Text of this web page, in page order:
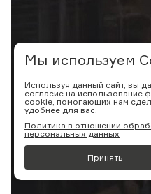
Мы используем
Используя данный сайт, вы
согласие на использование
cookie, помогающих нам
удобнее для вас.
Политика в отношении
персональных данных
Принять